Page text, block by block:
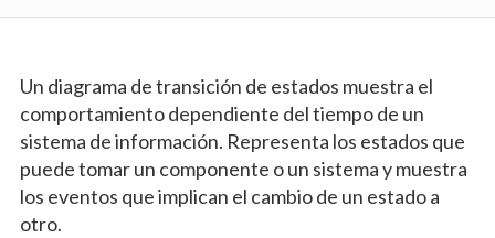
Un diagrama de transición de estados muestra el
comportamiento dependiente del tiempo de un
sistema de información. Representa los estados que
puede tomar un componente o un sistema y muestra
los eventos que implican el cambio de un estado a
otro.